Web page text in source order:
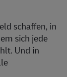
schaffen, in
sich jede
Und in